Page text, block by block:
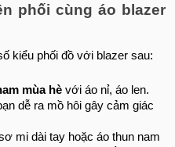
phối cùng áo blazer
kiểu phối đồ với blazer sau:
mùa hè với áo nỉ, áo len.
dễ ra mồ hôi gây cảm giác
mi dài tay hoặc áo thun nam